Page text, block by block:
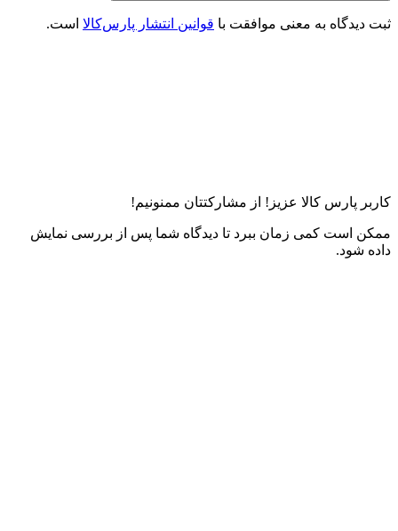
ثبت دیدگاه به معنی موافقت با قوانین انتشار پارس‌کالا است.
کاربر پارس کالا عزیز! از مشارکتتان ممنونیم!
ممکن است کمی زمان ببرد تا دیدگاه شما پس از بررسی نمایش
داده شود.